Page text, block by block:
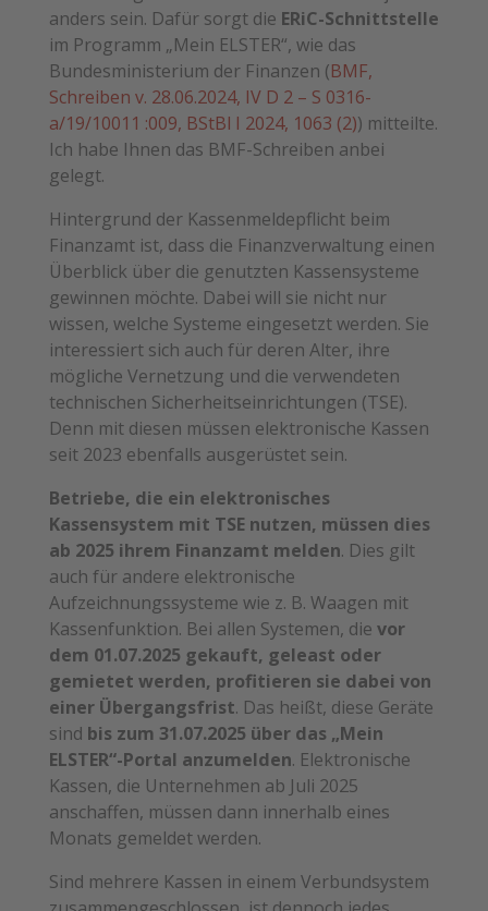
anders sein. Dafür sorgt die ERiC-Schnittstelle
im Programm „Mein ELSTER“, wie das
Bundesministerium der Finanzen (BMF,
Schreiben v. 28.06.2024, IV D 2 – S 0316-
a/19/10011 :009, BStBl I 2024, 1063 (2)) mitteilte.
Ich habe Ihnen das BMF-Schreiben anbei
gelegt.
Hintergrund der Kassenmeldepflicht beim
Finanzamt ist, dass die Finanzverwaltung einen
Überblick über die genutzten Kassensysteme
gewinnen möchte. Dabei will sie nicht nur
wissen, welche Systeme eingesetzt werden. Sie
interessiert sich auch für deren Alter, ihre
mögliche Vernetzung und die verwendeten
technischen Sicherheitseinrichtungen (TSE).
Denn mit diesen müssen elektronische Kassen
seit 2023 ebenfalls ausgerüstet sein.
Betriebe, die ein elektronisches
Kassensystem mit TSE nutzen, müssen dies
ab 2025 ihrem Finanzamt melden. Dies gilt
auch für andere elektronische
Aufzeichnungssysteme wie z. B. Waagen mit
Kassenfunktion. Bei allen Systemen, die vor
dem 01.07.2025 gekauft, geleast oder
gemietet werden, profitieren sie dabei von
einer Übergangsfrist. Das heißt, diese Geräte
sind bis zum 31.07.2025 über das „Mein
ELSTER“-Portal anzumelden. Elektronische
Kassen, die Unternehmen ab Juli 2025
anschaffen, müssen dann innerhalb eines
Monats gemeldet werden.
Sind mehrere Kassen in einem Verbundsystem